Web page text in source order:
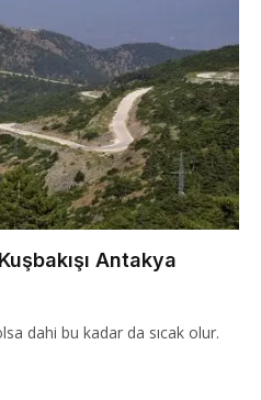
Antakya
dahi bu kadar da sıcak olur.